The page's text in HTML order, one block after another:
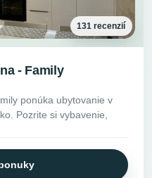
131 recenzií
- Family
ponúka ubytovanie v
Pozrite si vybavenie,